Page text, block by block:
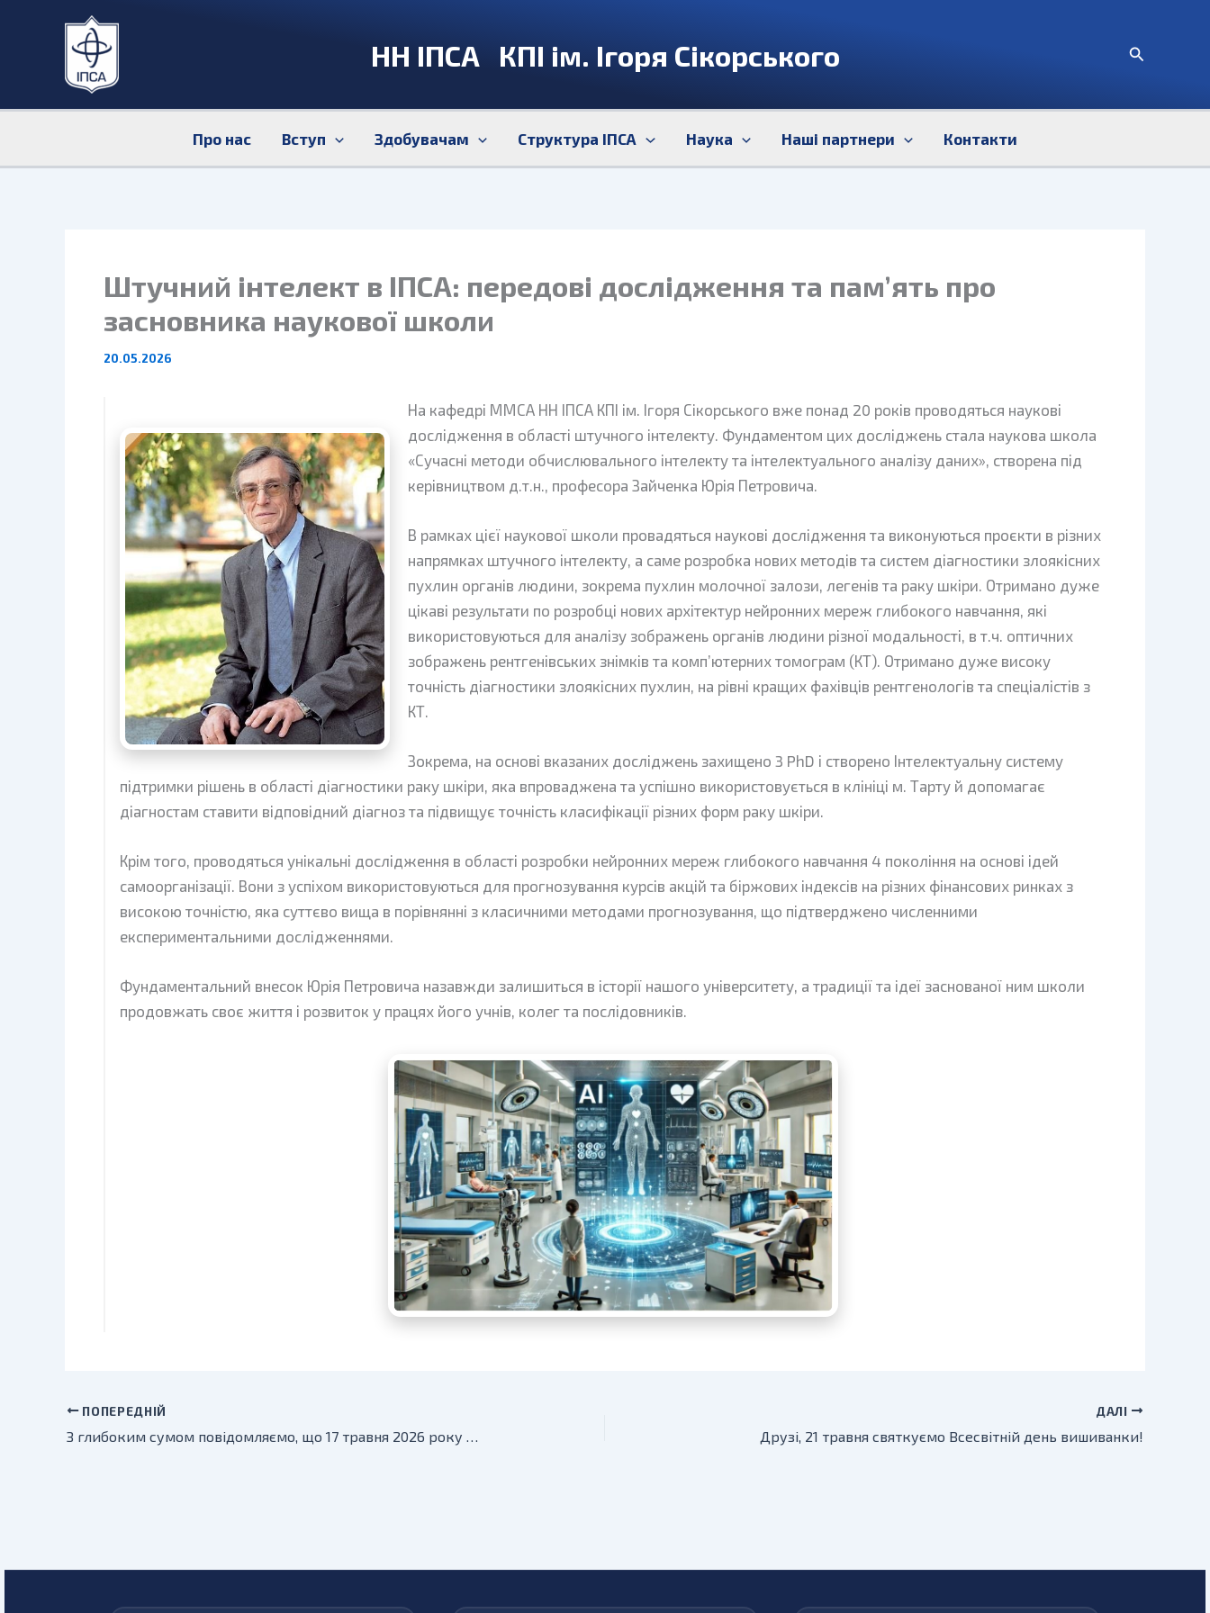
НН ІПСА КПІ ім. Ігоря Сікорського Пошук
Про нас Вступ Здобувачам Структура ІПСА Наука Наші партнери Контакти
Штучний інтелект в ІПСА: передові дослідження та пам’ять про
засновника наукової школи
20.05.2026
На кафедрі ММСА НН ІПСА КПІ ім. Ігоря Сікорського вже понад 20 років проводяться наукові
дослідження в області штучного інтелекту. Фундаментом цих досліджень стала наукова школа
«Сучасні методи обчислювального інтелекту та інтелектуального аналізу даних», створена під
керівництвом д.т.н., професора Зайченка Юрія Петровича.
В рамках цієї наукової школи провадяться наукові дослідження та виконуються проєкти в різних
напрямках штучного інтелекту, а саме розробка нових методів та систем діагностики злоякісних
пухлин органів людини, зокрема пухлин молочної залози, легенів та раку шкіри. Отримано дуже
цікаві результати по розробці нових архітектур нейронних мереж глибокого навчання, які
використовуються для аналізу зображень органів людини різної модальності, в т.ч. оптичних
зображень рентгенівських знімків та комп’ютерних томограм (КТ). Отримано дуже високу
точність діагностики злоякісних пухлин, на рівні кращих фахівців рентгенологів та спеціалістів з
КТ.
Зокрема, на основі вказаних досліджень захищено 3 PhD і створено Інтелектуальну систему
підтримки рішень в області діагностики раку шкіри, яка впроваджена та успішно використовується в клініці м. Тарту й допомагає
діагностам ставити відповідний діагноз та підвищує точність класифікації різних форм раку шкіри.
Крім того, проводяться унікальні дослідження в області розробки нейронних мереж глибокого навчання 4 покоління на основі ідей
самоорганізації. Вони з успіхом використовуються для прогнозування курсів акцій та біржових індексів на різних фінансових ринках з
високою точністю, яка суттєво вища в порівнянні з класичними методами прогнозування, що підтверджено численними
експериментальними дослідженнями.
Фундаментальний внесок Юрія Петровича назавжди залишиться в історії нашого університету, а традиції та ідеї заснованої ним школи
продовжать своє життя і розвиток у працях його учнів, колег та послідовників.
ПОПЕРЕДНІЙ
З глибоким сумом повідомляємо, що 17 травня 2026 року перестало битися серце видатного українського вченого Юрія Петровича Зайченка.
ДАЛІ
Друзі, 21 травня святкуємо Всесвітній день вишиванки!